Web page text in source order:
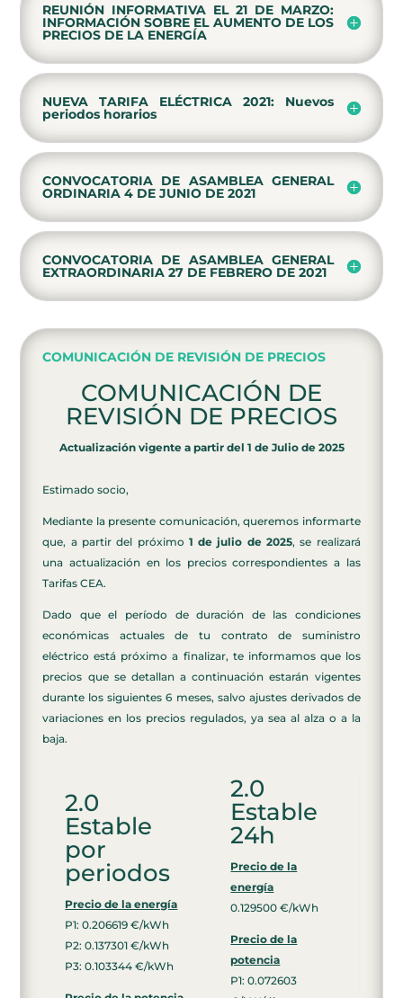
REUNIÓN INFORMATIVA EL 21 DE MARZO:
INFORMACIÓN SOBRE EL AUMENTO DE LOS
PRECIOS DE LA ENERGÍA
NUEVA TARIFA ELÉCTRICA 2021: Nuevos
periodos horarios
CONVOCATORIA DE ASAMBLEA GENERAL
ORDINARIA 4 DE JUNIO DE 2021
CONVOCATORIA DE ASAMBLEA GENERAL
EXTRAORDINARIA 27 DE FEBRERO DE 2021
COMUNICACIÓN DE REVISIÓN DE PRECIOS
COMUNICACIÓN DE
REVISIÓN DE PRECIOS
Actualización vigente a partir del 1 de Julio de 2025
Estimado socio,
Mediante la presente comunicación, queremos informarte
que, a partir del próximo 1 de julio de 2025, se realizará
una actualización en los precios correspondientes a las
Tarifas CEA.
Dado que el período de duración de las condiciones
económicas actuales de tu contrato de suministro
eléctrico está próximo a finalizar, te informamos que los
precios que se detallan a continuación estarán vigentes
durante los siguientes 6 meses, salvo ajustes derivados de
variaciones en los precios regulados, ya sea al alza o a la
baja.
2.0
Estable
por
periodos
Precio de la energía
P1: 0.206619 €/kWh
P2: 0.137301 €/kWh
P3: 0.103344 €/kWh
2.0
Estable
24h
Precio de la
energía
0.129500 €/kWh
Precio de la
potencia
P1: 0.072603